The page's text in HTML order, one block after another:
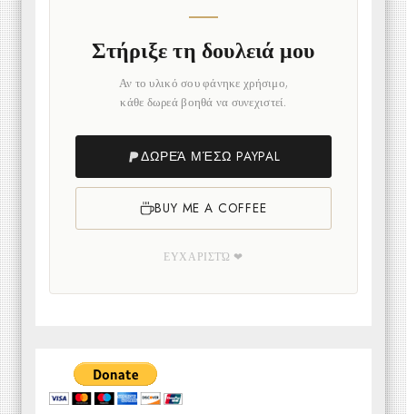
Στήριξε τη δουλειά μου
Αν το υλικό σου φάνηκε χρήσιμο,
κάθε δωρεά βοηθά να συνεχιστεί.
ΔΩΡΕΆ ΜΈΣΩ PAYPAL
BUY ME A COFFEE
ΕΥΧΑΡΙΣΤΏ ❤